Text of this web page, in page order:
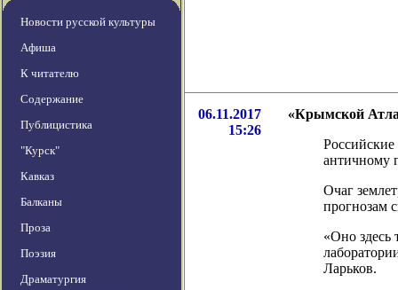
Новости русской культуры
Афиша
К читателю
Содержание
Публицистика
"Курск"
Кавказ
Балканы
Проза
Поэзия
Драматургия
06.11.2017
15:26
«Крымской
античному
Очаг
прогнозам
«Оно здесь
Ларьков.